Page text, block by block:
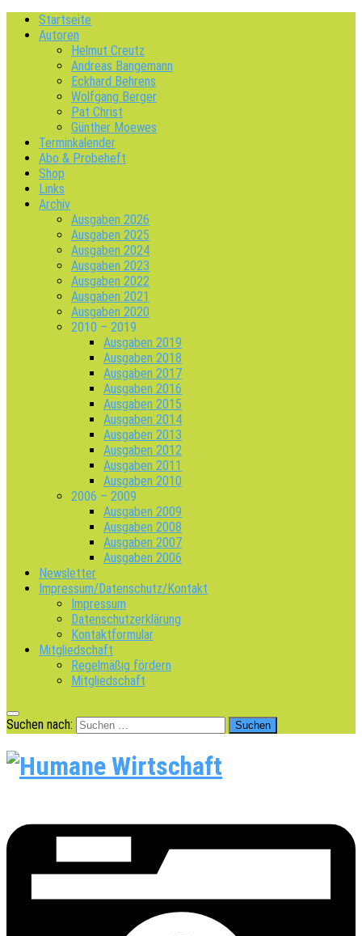
Startseite
Autoren
Helmut Creutz
Andreas Bangemann
Eckhard Behrens
Wolfgang Berger
Pat Christ
Günther Moewes
Terminkalender
Abo & Probeheft
Shop
Links
Archiv
Ausgaben 2026
Ausgaben 2025
Ausgaben 2024
Ausgaben 2023
Ausgaben 2022
Ausgaben 2021
Ausgaben 2020
2010 – 2019
Ausgaben 2019
Ausgaben 2018
Ausgaben 2017
Ausgaben 2016
Ausgaben 2015
Ausgaben 2014
Ausgaben 2013
Ausgaben 2012
Ausgaben 2011
Ausgaben 2010
2006 – 2009
Ausgaben 2009
Ausgaben 2008
Ausgaben 2007
Ausgaben 2006
Newsletter
Impressum/Datenschutz/Kontakt
Impressum
Datenschutzerklärung
Kontaktformular
Mitgliedschaft
Regelmäßig fördern
Mitgliedschaft
Suchen nach: